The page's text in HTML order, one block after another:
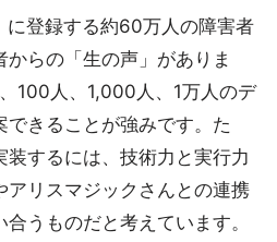
に登録する約60万人の障害者
らの「生の声」がありま
100人、1,000人、1万人のデ
きることが強みです。た
するには、技術力と実行力
アリスマジックさんとの連携
うものだと考えています。